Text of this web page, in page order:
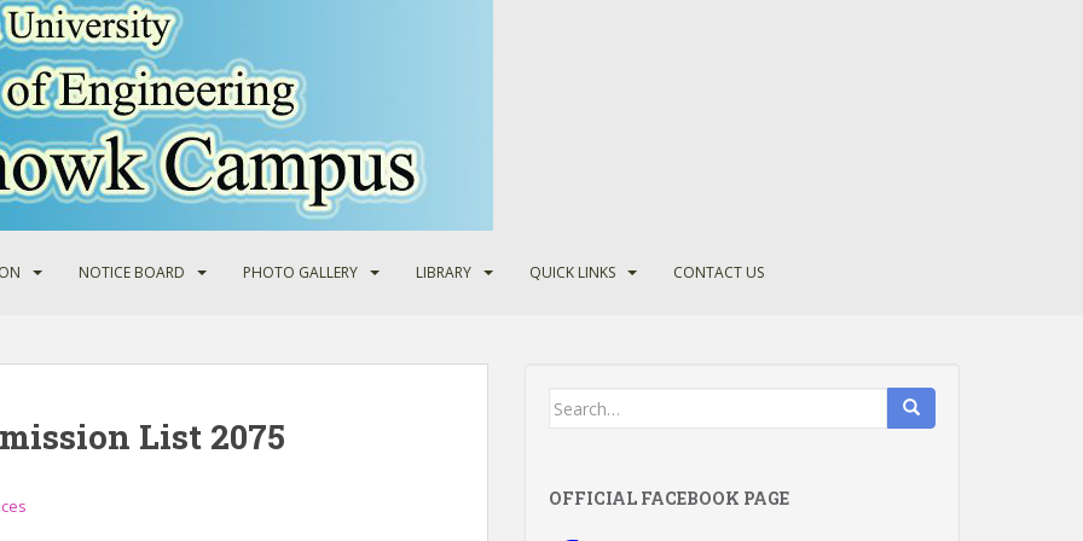
NOTICE BOARD PHOTO GALLERY LIBRARY QUICK LINKS CONTACT US
List 2075
Search
OFFICIAL FACEBOOK PAGE